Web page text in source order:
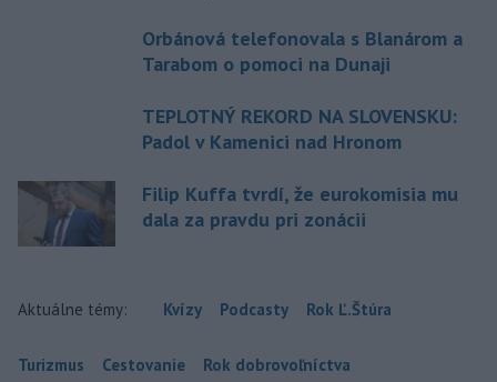
Orbánová telefonovala s Blanárom a
Tarabom o pomoci na Dunaji
TEPLOTNÝ REKORD NA SLOVENSKU:
Padol v Kamenici nad Hronom
Filip Kuffa tvrdí, že eurokomisia mu
dala za pravdu pri zonácii
Aktuálne témy: Kvízy Podcasty Rok Ľ.Štúra
Turizmus Cestovanie Rok dobrovoľníctva